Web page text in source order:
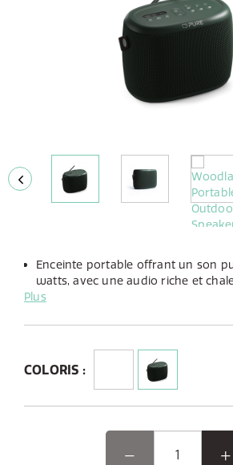
Enceinte portable offrant un son
watts, avec une audio riche et
musique et la parole.
batterie rechargeable intégrée et
classification IP67, la rendant
et étanche pour une utilisation
Bluetooth robuste et étanche se
votre téléphone et offre la radio
Plus
COLORIS :